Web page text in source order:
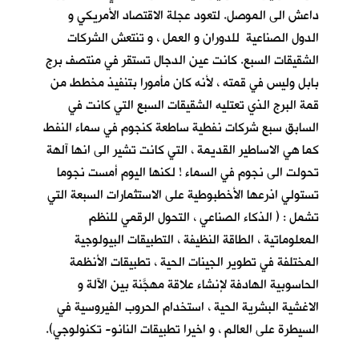
داعش الى الموصل. لتعود عجلة الاقتصاد الأمريكي و
الدول الصناعية للدوران و العمل ، و تنتعش الشركات
الشقيقات السبع. كانت عين الدجال تستقر في منتصف برج
بابل وليس في قمته ، لأنه كان مأمورا بتنفيذ مخطط من
قمة البرج الذي تعتليه الشقيقات السبع التي كانت في
السابق سبع شركات نفطية ساطعة كنجوم في سماء النفط
كما هي الاساطير القديمة ، التي كانت تشير الى انها آلهة
تحولت الى نجوم في السماء ! لكنها اليوم أمست نجوما
تستولي اذرعها الأخطبوطية على الاستثمارات السبعة التي
تشمل : ( الذكاء الصناعي ، التحول الرقمي للنظم
المعلوماتية ، الطاقة النظيفة ، التطبيقات البيولوجية
المختلفة في تطوير الجينات الحية ، تطبيقات الأنظمة
الحاسوبية الهادفة لإنشاء علاقة مهجَّنة بين الآلة و
الاغشية البشرية الحية ، استخدام الحروب الفيروسية في
السيطرة على العالم ، و اخيرا تطبيقات النانو- تكنولوجي).